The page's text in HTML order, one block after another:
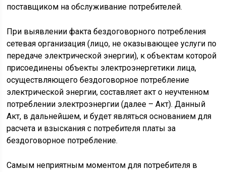
поставщиком на обслуживание потребителей.
При выявлении факта бездоговорного потребления
сетевая организация (лицо, не оказывающее услуги по
передаче электрической энергии), к объектам которой
присоединены объекты электроэнергетики лица,
осуществляющего бездоговорное потребление
электрической энергии, составляет акт о неучтенном
потреблении электроэнергии (далее – Акт). Данный
Акт, в дальнейшем, и будет являться основанием для
расчета и взыскания с потребителя платы за
бездоговорное потребление.
Самым неприятным моментом для потребителя в